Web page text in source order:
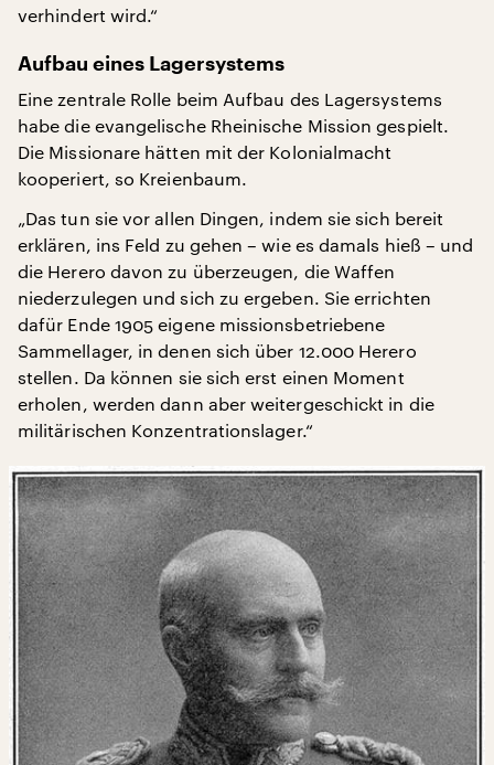
verhindert wird.“
Aufbau eines Lagersystems
Eine zentrale Rolle beim Aufbau des Lagersystems
habe die evangelische Rheinische Mission gespielt.
Die Missionare hätten mit der Kolonialmacht
kooperiert, so Kreienbaum.
„Das tun sie vor allen Dingen, indem sie sich bereit
erklären, ins Feld zu gehen – wie es damals hieß – und
die Herero davon zu überzeugen, die Waffen
niederzulegen und sich zu ergeben. Sie errichten
dafür Ende 1905 eigene missionsbetriebene
Sammellager, in denen sich über 12.000 Herero
stellen. Da können sie sich erst einen Moment
erholen, werden dann aber weitergeschickt in die
militärischen Konzentrationslager.“